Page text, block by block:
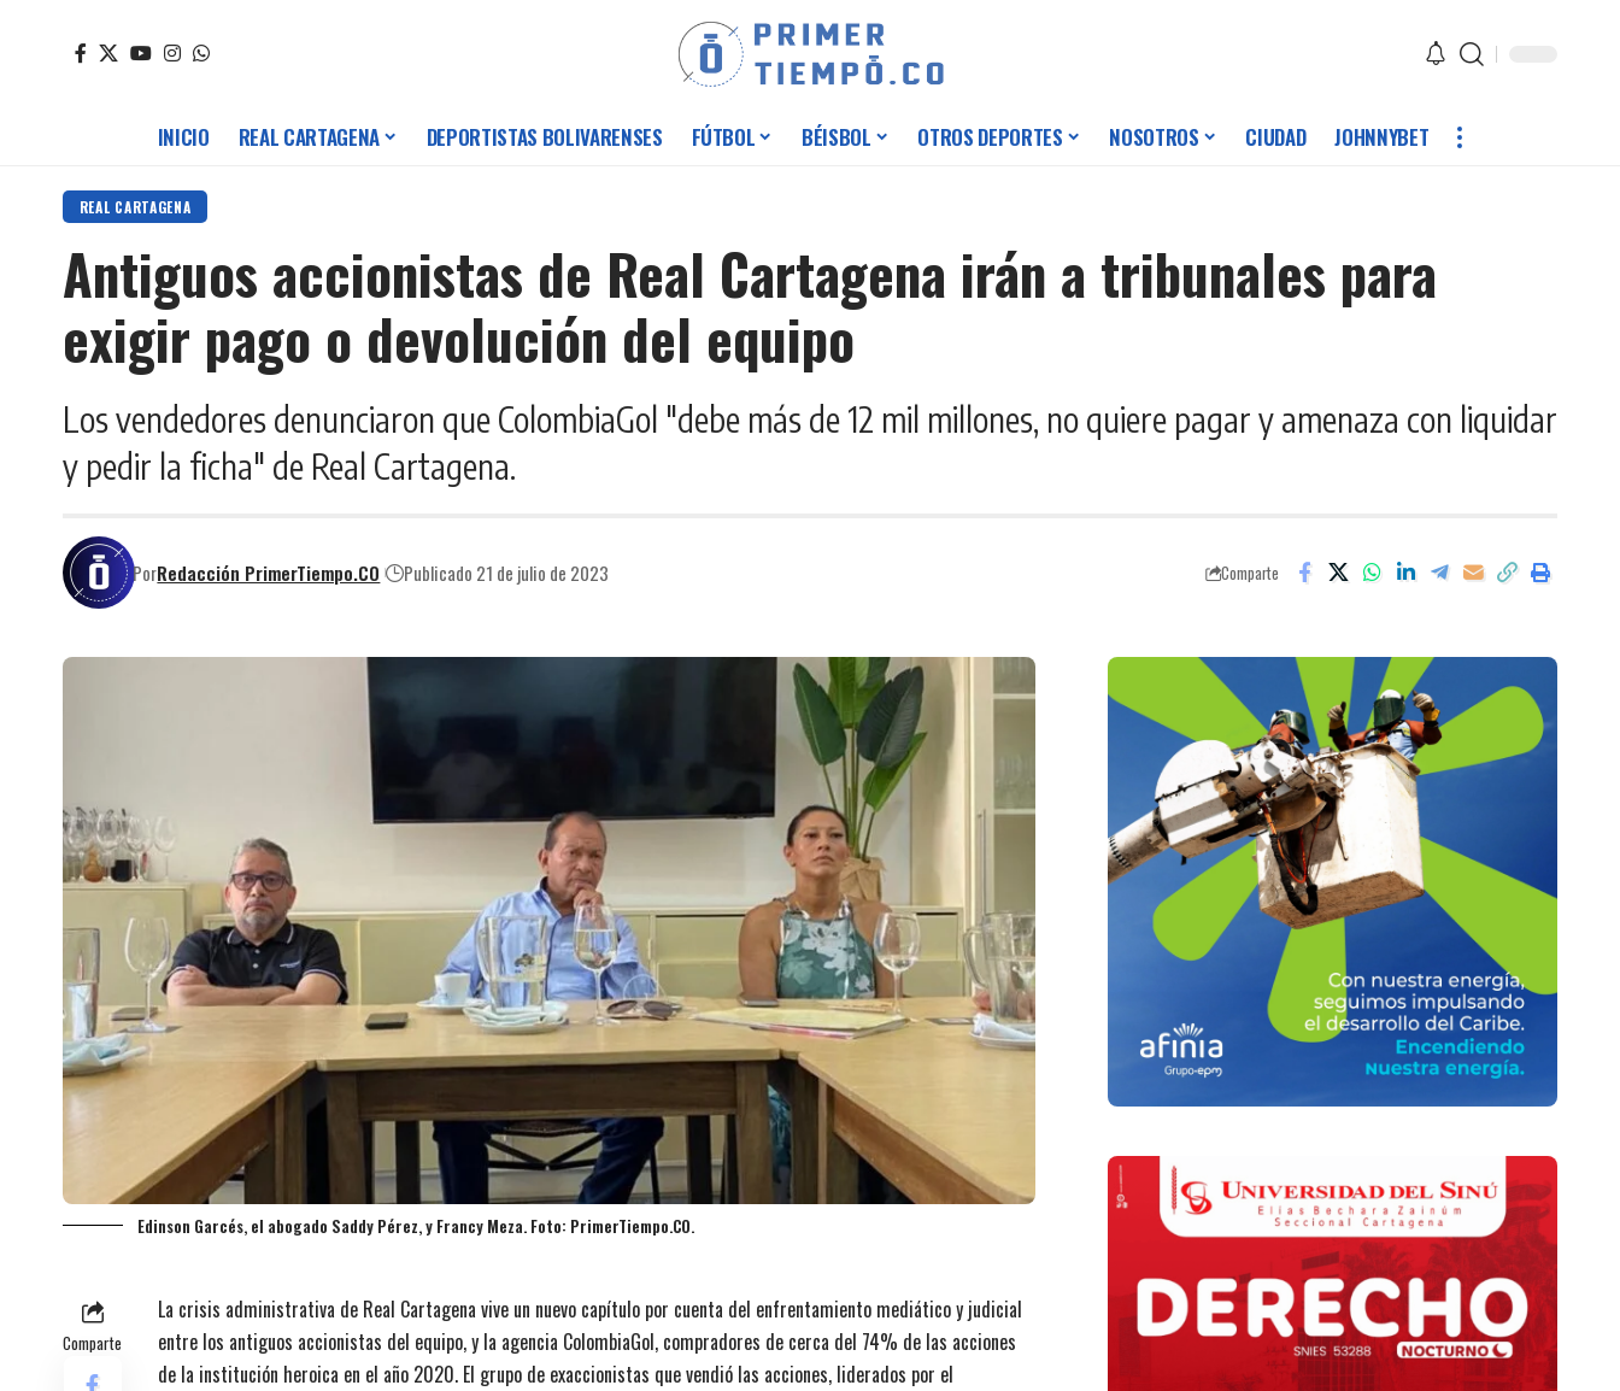
INICIO REAL CARTAGENA DEPORTISTAS BOLIVARENSES FÚTBOL BÉISBOL OTROS DEPORTES NOSOTROS CIUDAD JOHNNYBET
REAL CARTAGENA
Antiguos accionistas de Real Cartagena irán a tribunales para
exigir pago o devolución del equipo
Los vendedores denunciaron que ColombiaGol "debe más de 12 mil millones, no quiere pagar y amenaza con liquidar
y pedir la ficha" de Real Cartagena.
PorRedacción PrimerTiempo.CO Publicado 21 de julio de 2023 Comparte
Edinson Garcés, el abogado Saddy Pérez, y Francy Meza. Foto: PrimerTiempo.CO.
Comparte
La crisis administrativa de Real Cartagena vive un nuevo capítulo por cuenta del enfrentamiento mediático y judicial
entre los antiguos accionistas del equipo, y la agencia ColombiaGol, compradores de cerca del 74% de las acciones
de la institución heroica en el año 2020. El grupo de exaccionistas que vendió las acciones, liderados por el